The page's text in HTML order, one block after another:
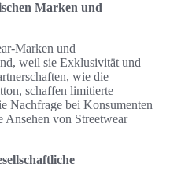
Marken und
Marken und
weil sie Exklusivität und
wie die
schaffen limitierte
Nachfrage bei Konsumenten
Ansehen von Streetwear